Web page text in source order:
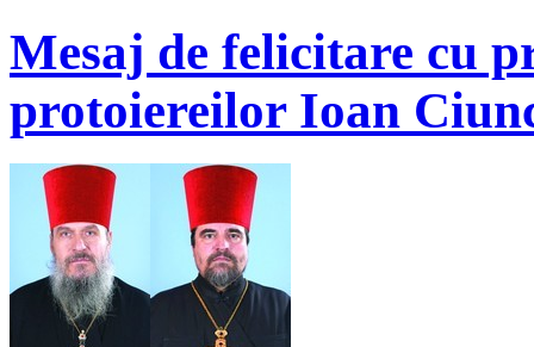
Mesaj de felicitare cu
protoiereilor Ioan